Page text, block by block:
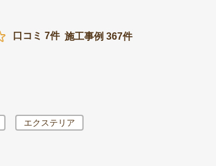
口コミ 7件 施工事例 367件
エクステリア